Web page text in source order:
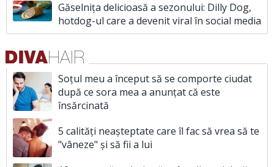
Găselnița delicioasă a sezonului: Dilly Dog,
hotdog-ul care a devenit viral în social media
Soțul meu a început să se comporte ciudat
după ce sora mea a anunțat că este
însărcinată
5 calități neașteptate care îl fac să vrea să te
"vâneze" și să fii a lui